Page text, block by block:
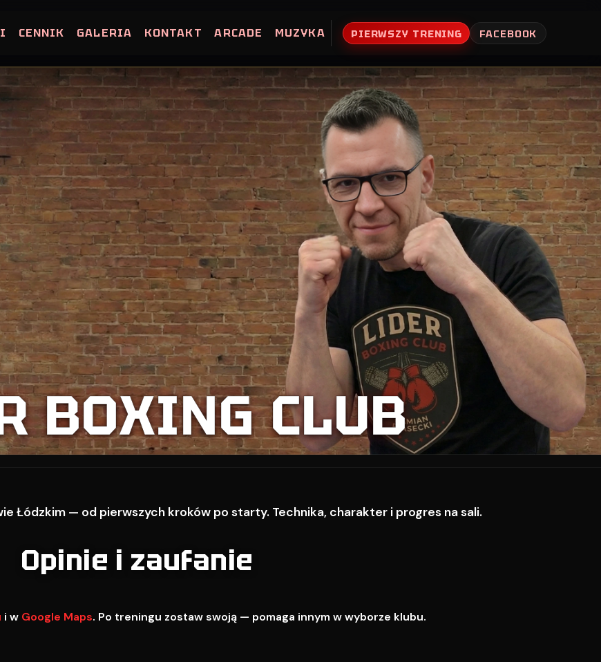
CENNIK GALERIA KONTAKT ARCADE MUZYKA PIERWSZY TRENING FACEBOOK
BOXING CLUB
Łódzkim — od pierwszych kroków po starty. Technika, charakter i progres na sali.
Opinie i zaufanie
i w Google Maps. Po treningu zostaw swoją — pomaga innym w wyborze klubu.